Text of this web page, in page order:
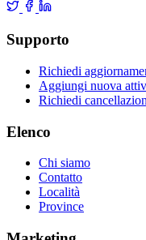
Supporto
Richiedi
Aggiungi nuova
Richiedi
Elenco
Chi siamo
Contatto
Località
Province